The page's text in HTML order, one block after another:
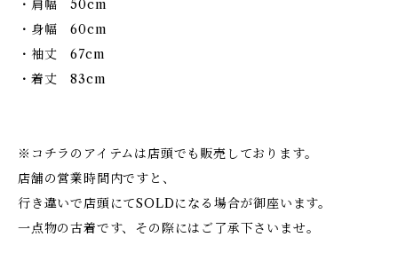
・肩幅 50cm
・身幅 60cm
・袖丈 67cm
・着丈 83cm
※コチラのアイテムは店頭でも販売しております。
店舗の営業時間内ですと、
行き違いで店頭にてSOLDになる場合が御座います。
一点物の古着です、その際にはご了承下さいませ。